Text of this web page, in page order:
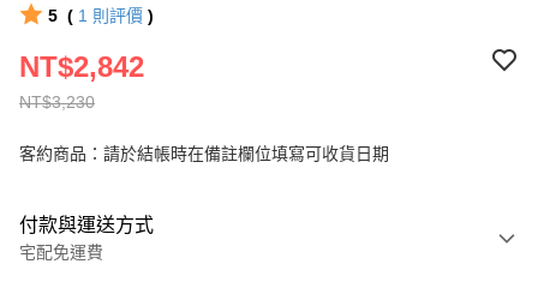
5 ( 1 則評價 )
NT$3,230
NT$2,842
客約商品：請於結帳時在備註欄位填寫可收貨日期
付款與運送方式
宅配免運費